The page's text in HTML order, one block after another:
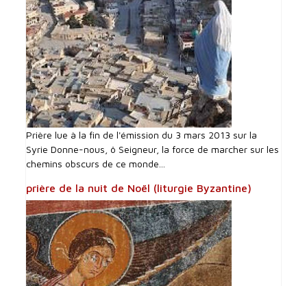
Prière lue à la fin de l'émission du 3 mars 2013 sur la
Syrie Donne-nous, ô Seigneur, la force de marcher sur les
chemins obscurs de ce monde...
prière de la nuit de Noël (liturgie Byzantine)